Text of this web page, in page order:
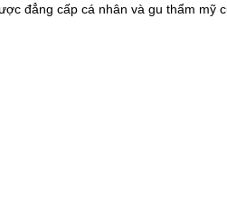
đẳng cấp cá nhân và gu thẩm mỹ